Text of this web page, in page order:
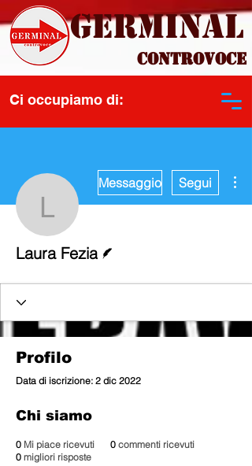
Controvoce
Ci occupiamo di:
Germinal
Laura Fezia
Messaggio Segui
Laura Fezia
Profilo
Data di iscrizione: 2 dic 2022
Chi siamo
0 Mi piace ricevuti 0 commenti ricevuti
0 migliori risposte